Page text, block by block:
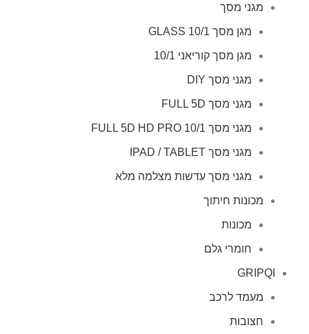
מגני מסך
מגן מסך GLASS 10/1
מגן מסך קוריאני 10/1
מגני מסך DIY
מגני מסך FULL 5D
מגני מסך FULL 5D HD PRO 10/1
מגני מסך IPAD / TABLET
מגני מסך עדשות מצלמה מלא
מכונות חיתוך
מכונות
חומרי גלם
GRIPQI
מעמד לרכב
חצובות